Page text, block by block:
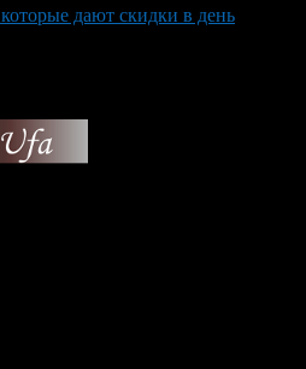
дают скидки в день